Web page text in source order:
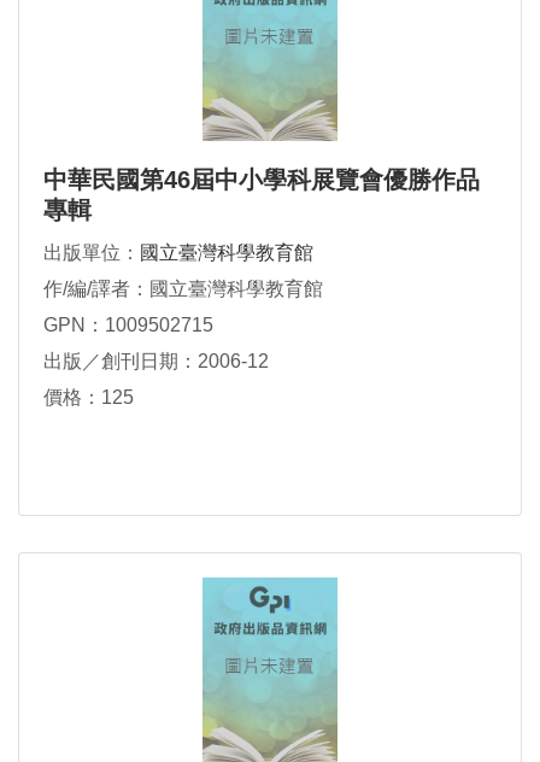
中華民國第46屆中小學科展覽會優勝作品
專輯
出版單位： 國立臺灣科學教育館
作/編/譯者：國立臺灣科學教育館
GPN：1009502715
出版／創刊日期：2006-12
價格：125